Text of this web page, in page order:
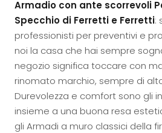
Armadio con ante scorrevoli
Specchio di Ferretti e Ferretti:
professionisti per preventivi e
noi la casa che hai sempre
negozio significa toccare con
rinomato marchio, sempre di
Durevolezza e comfort sono gli
insieme a una buona resa
gli Armadi a muro classici della